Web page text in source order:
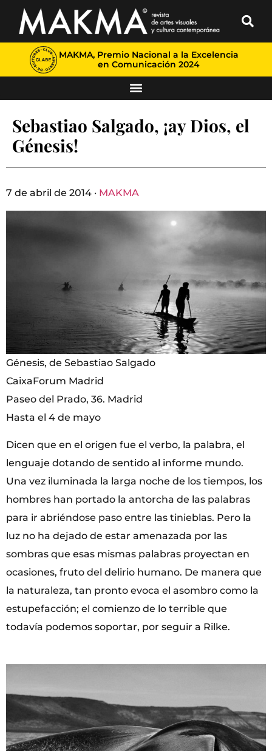
MAKMA, Premio Nacional a la Excelencia
en Comunicación 2024
Sebastiao Salgado, ¡ay Dios, el
Génesis!
7 de abril de 2014 · MAKMA
Génesis, de Sebastiao Salgado
CaixaForum Madrid
Paseo del Prado, 36. Madrid
Hasta el 4 de mayo
Dicen que en el origen fue el verbo, la palabra, el
lenguaje dotando de sentido al informe mundo.
Una vez iluminada la larga noche de los tiempos, los
hombres han portado la antorcha de las palabras
para ir abriéndose paso entre las tinieblas. Pero la
luz no ha dejado de estar amenazada por las
sombras que esas mismas palabras proyectan en
ocasiones, fruto del delirio humano. De manera que
la naturaleza, tan pronto evoca el asombro como la
estupefacción; el comienzo de lo terrible que
todavía podemos soportar, por seguir a Rilke.